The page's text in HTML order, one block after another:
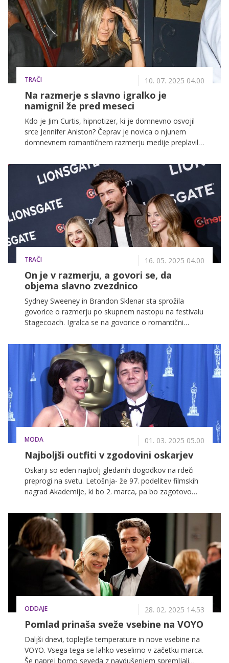
TRAČI 10. 07. 2025 04.00
Na razmerje s slavno igralko je
namignil že pred meseci
Kdo je Jim Curtis, hipnotizer, ki je domnevno osvojil
srce Jennifer Aniston? Čeprav je novica o njunem
domnevnem romantičnem razmerju medije preplavila
že pred meseci.
TRAČI 16. 05. 2025 04.00
On je v razmerju, a govori se, da
objema slavno zvezdnico
Sydney Sweeney in Brandon Sklenar sta sprožila
govorice o razmerju po skupnem nastopu na festivalu
Stagecoach. Igralca se na govorice o romantični
MODA 01. 03. 2025 05.00
Najboljši outfiti v zgodovini oskarjev
Oskarji so eden najbolj gledanih dogodkov na rdeči
preprogi na svetu. Letošnja- že 97. podelitev filmskih
nagrad Akademije, ki bo 2. marca, pa bo zagotovo
Pričakuje se, da bodo največje hollywoodske zvezde
na rdeči preprogi zasijale v svojih najbolj osupljivih
opravah, saj si stilisti pogosto prihranijo najboljše
obleke in obleke za konec. V čast temu dogodku se
spomnimo na nekatere izmed najboljših oskarjevskih
oblek vseh časov.
ODDAJE 28. 02. 2025 14.53
Pomlad prinaša sveže vsebine na VOYO
Daljši dnevi, toplejše temperature in nove vsebine na
VOYO. Vsega tega se lahko veselimo v začetku marca.
Še naprej bomo seveda z navdušenjem spremljali